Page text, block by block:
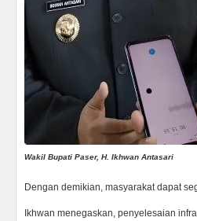
Wakil Bupati Paser, H. Ikhwan Antasari
Dengan demikian, masyarakat dapat
Ikhwan menegaskan, penyelesaian